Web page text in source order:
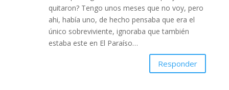
quitaron? Tengo unos meses que no voy, pero
ahi, había uno, de hecho pensaba que era el
único sobreviviente, ignoraba que también
estaba este en El Paraíso…
Responder